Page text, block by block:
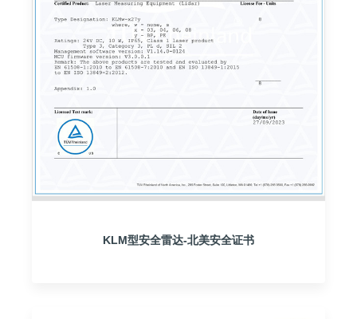
KLM型安全雷达-北美安全证书